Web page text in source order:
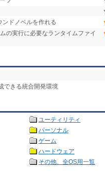
ンドノベルを作れる
の実行に必要なランタイムファイ
できる統合開発環境
ユーティリティ
パーソナル
ゲーム
ハードウェア
その他、全OS用一覧